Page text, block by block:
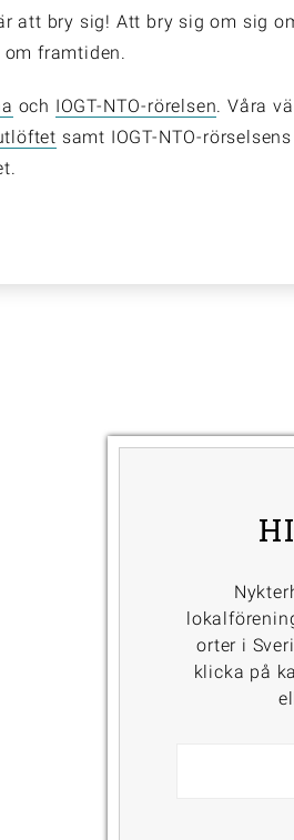
att bry sig! Att bry sig om sig
framtiden.
och IOGT-NTO-rörelsen. Våra
samt IOGT-NTO-
orter i
klicka på